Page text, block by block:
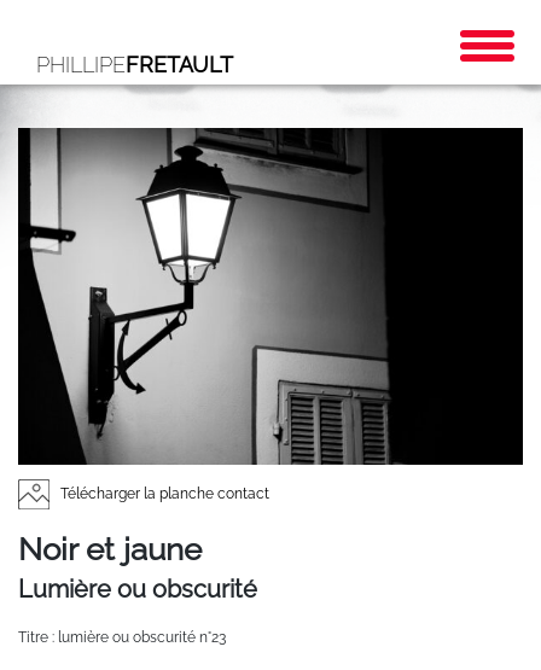
PHILLIPEFRETAULT
Télécharger la planche contact
Noir et jaune
Lumière ou obscurité
Titre : lumière ou obscurité n°23